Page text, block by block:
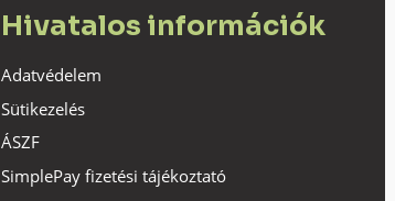
Hivatalos információk
Adatvédelem
Sütikezelés
ÁSZF
SimplePay fizetési tájékoztató